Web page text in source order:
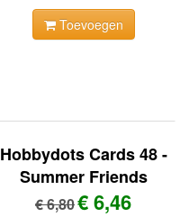
Toevoegen
Hobbydots Cards 48 -
Summer Friends
€ 6,80€ 6,46